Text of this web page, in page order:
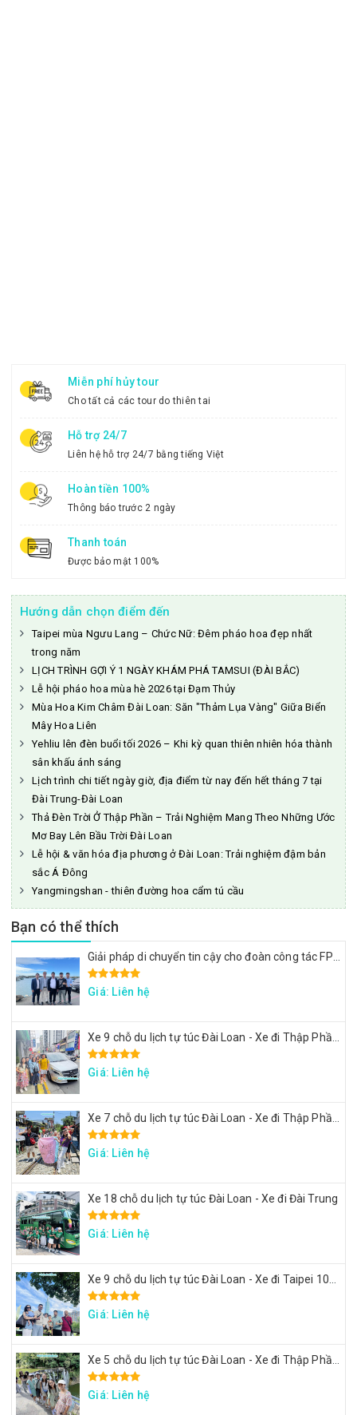
Miễn phí hủy tour
Cho tất cả các tour do thiên tai
Hỗ trợ 24/7
Liên hệ hỗ trợ 24/7 bằng tiếng Việt
Hoàn tiền 100%
Thông báo trước 2 ngày
Thanh toán
Được bảo mật 100%
Hướng dẫn chọn điểm đến
Taipei mùa Ngưu Lang – Chức Nữ: Đêm pháo hoa đẹp nhất
trong năm
LỊCH TRÌNH GỢI Ý 1 NGÀY KHÁM PHÁ TAMSUI (ĐÀI BẮC)
Lễ hội pháo hoa mùa hè 2026 tại Đạm Thủy
Mùa Hoa Kim Châm Đài Loan: Săn "Thảm Lụa Vàng" Giữa Biển
Mây Hoa Liên
Yehliu lên đèn buổi tối 2026 – Khi kỳ quan thiên nhiên hóa thành
sân khấu ánh sáng
Lịch trình chi tiết ngày giờ, địa điểm từ nay đến hết tháng 7 tại
Đài Trung-Đài Loan
Thả Đèn Trời Ở Thập Phần – Trải Nghiệm Mang Theo Những Ước
Mơ Bay Lên Bầu Trời Đài Loan
Lễ hội & văn hóa địa phương ở Đài Loan: Trải nghiệm đậm bản
sắc Á Đông
Yangmingshan - thiên đường hoa cẩm tú cầu
Bạn có thể thích
Giá: Liên hệ
Giá: Liên hệ
Giá: Liên hệ
Xe 18 chỗ du lịch tự túc Đài Loan - Xe đi Đài Trung
Giá: Liên hệ
Giá: Liên hệ
Giá: Liên hệ